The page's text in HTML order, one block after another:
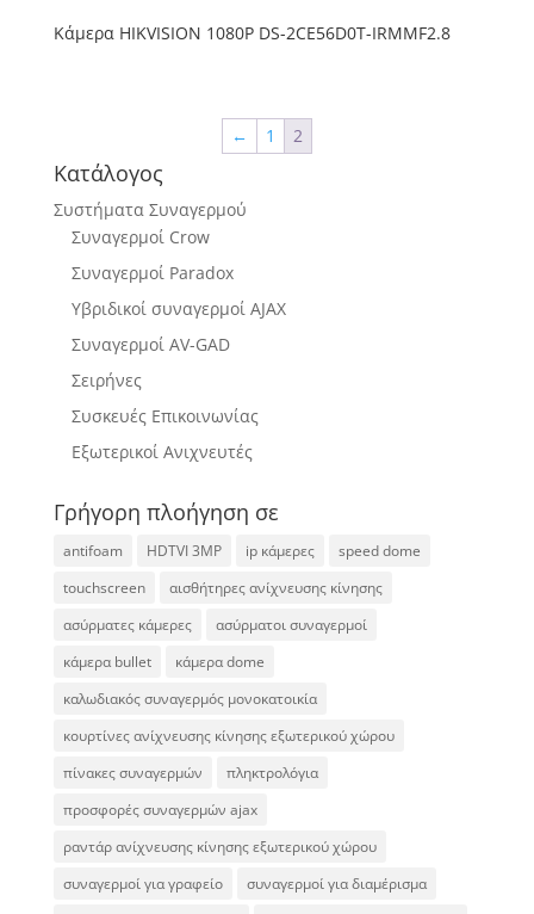
Κάμερα HIKVISION 1080P DS-2CE56D0T-IRMMF2.8
← 1 2
Κατάλογος
Συστήματα Συναγερμού
Συναγερμοί Crow
Συναγερμοί Paradox
Υβριδικοί συναγερμοί AJAX
Συναγερμοί AV-GAD
Σειρήνες
Συσκευές Επικοινωνίας
Εξωτερικοί Ανιχνευτές
Γρήγορη πλοήγηση σε
antifoam HDTVI 3MP ip κάμερες
speed dome
touchscreen
αισθήτηρες ανίχνευσης κίνησης
ασύρματες κάμερες
ασύρματοι συναγερμοί
κάμερα bullet
κάμερα dome
καλωδιακός συναγερμός μονοκατοικία
κουρτίνες ανίχνευσης κίνησης εξωτερικού χώρου
πίνακες συναγερμών
πληκτρολόγια
προσφορές συναγερμών ajax
ραντάρ ανίχνευσης κίνησης εξωτερικού χώρου
συναγερμοί για γραφείο
συναγερμοί για διαμέρισμα